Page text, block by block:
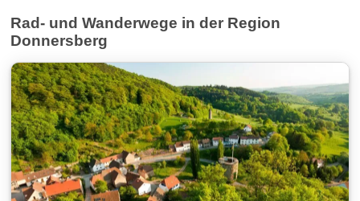
Rad- und Wanderwege in der Region
Donnersberg